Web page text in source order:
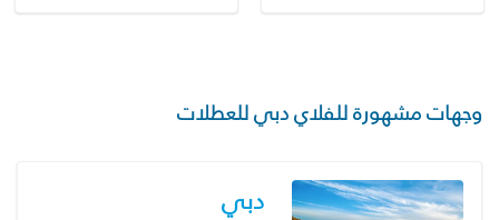
وجهات مشهورة للفلاي دبي للعطلات
دبي